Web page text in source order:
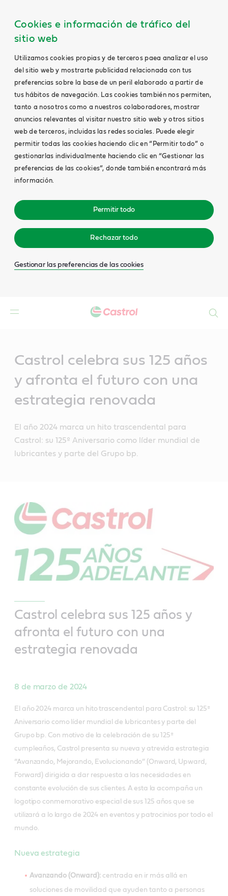
Cookies e información de tráfico del
sitio web
Utilizamos cookies propias y de terceros paea analizar el uso
del sitio web y mostrarte publicidad relacionada con tus
preferencias sobre la base de un peril elaborado a partir de
tus hábitos de navegación. Las cookies también nos permiten,
tanto a nosotros como a nuestros colaboradores, mostrar
anuncios relevantes al visitar nuestro sitio web y otros sitios
web de terceros, incluidas las redes sociales. Puede elegir
permitir todas las cookies haciendo clic en “Permitir todo” o
gestionarlas individualmente haciendo clic en “Gestionar las
preferencias de las cookies”, donde también encontrará más
información.
Permitir todo
Rechazar todo
Gestionar las preferencias de las cookies
Castrol celebra sus 125 años
y afronta el futuro con una
estrategia renovada
El año 2024 marca un hito trascendental para
Castrol: su 125º Aniversario como líder mundial de
lubricantes y parte del Grupo bp.
Castrol celebra sus 125 años y
afronta el futuro con una
estrategia renovada
8 de marzo de 2024
El año 2024 marca un hito trascendental para Castrol: su 125º
Aniversario como líder mundial de lubricantes y parte del
Grupo bp. Con motivo de la celebración de su 125º
cumpleaños, Castrol presenta su nueva y atrevida estrategia
“Avanzando, Mejorando, Evolucionando” (Onward, Upward,
Forward) dirigida a dar respuesta a las necesidades en
constante evolución de sus clientes. A esta la acompaña un
logotipo conmemorativo especial de sus 125 años que se
utilizará a lo largo de 2024 en eventos y patrocinios por todo el
mundo.
Nueva estrategia
Avanzando (Onward): centrada en ir más allá en
soluciones de movilidad que ayuden tanto a personas